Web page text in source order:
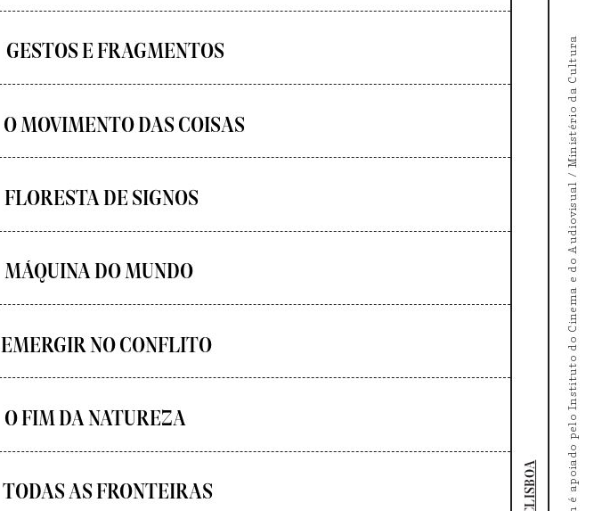
GESTOS E FRAGMENTOS
O MOVIMENTO DAS COISAS
FLORESTA DE SIGNOS
MÁQUINA DO MUNDO
EMERGIR NO CONFLITO
O FIM DA NATUREZA
TODAS AS FRONTEIRAS O Doc's Kingdom é apoiado pelo Instituto do Cinema e do Audiovisual / Ministério da Cultura